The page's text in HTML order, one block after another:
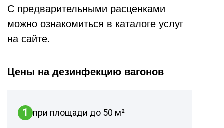
С предварительными расценками
можно ознакомиться в каталоге услуг
на сайте.
Цены на дезинфекцию вагонов
1 при площади до 50 м²